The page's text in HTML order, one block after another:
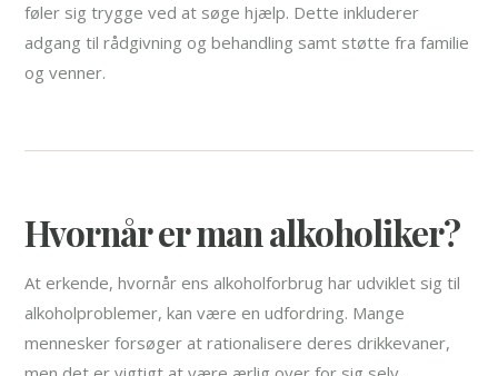
føler sig trygge ved at søge hjælp. Dette inkluderer
adgang til rådgivning og behandling samt støtte fra familie
og venner.
Hvornår er man alkoholiker?
At erkende, hvornår ens alkoholforbrug har udviklet sig til
alkoholproblemer, kan være en udfordring. Mange
mennesker forsøger at rationalisere deres drikkevaner,